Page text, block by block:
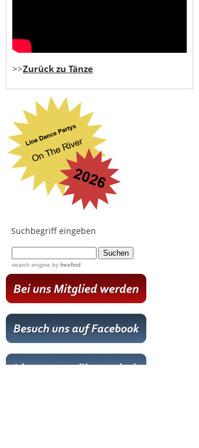
>>Zurück zu Tänze
Suchbegriff eingeben
search engine by freefind